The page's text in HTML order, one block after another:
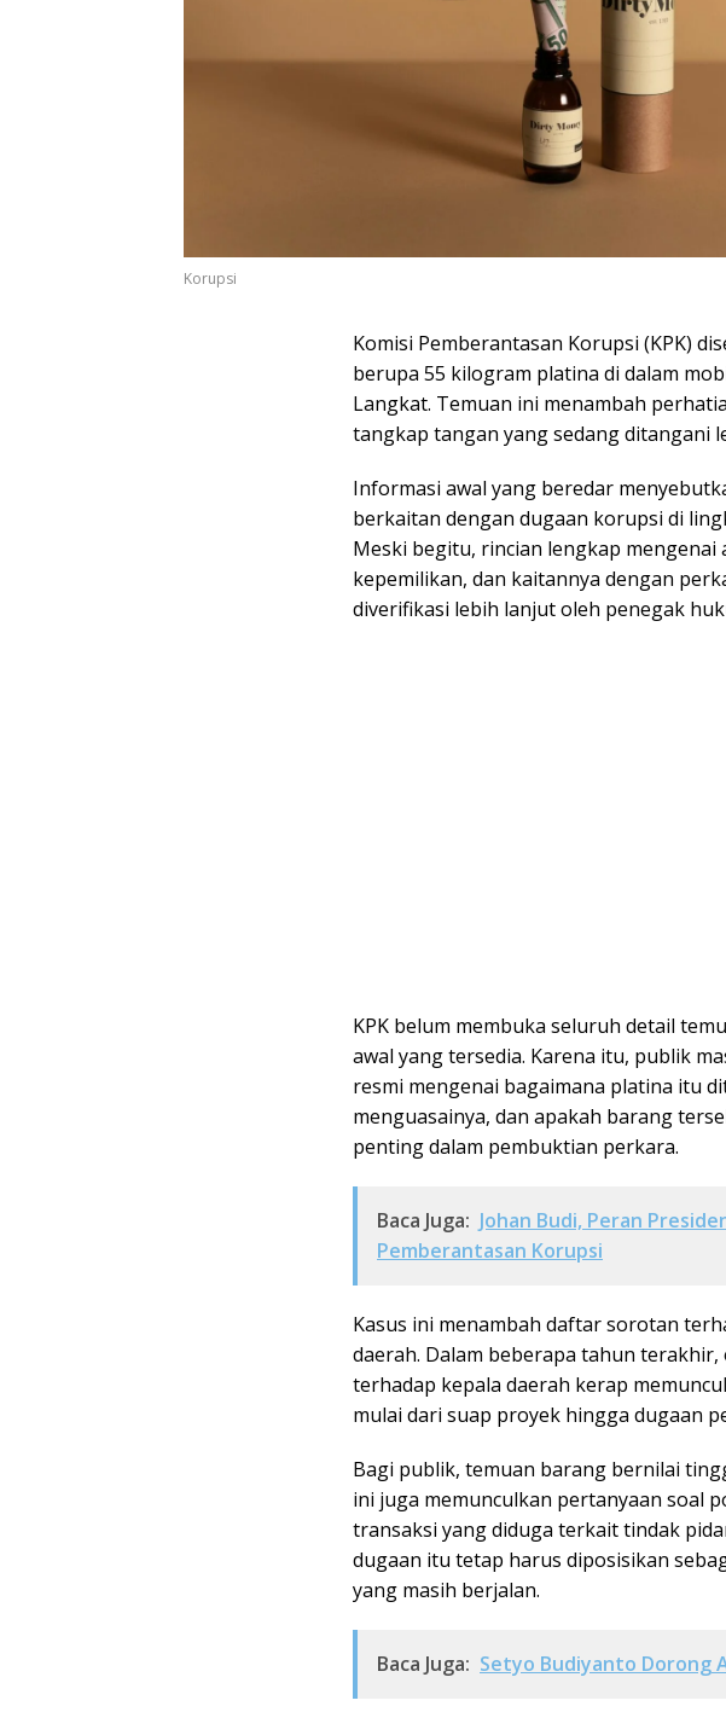
Korupsi
Komisi Pemberantasan Korupsi (KPK)
berupa 55 kilogram platina di dalam
Langkat. Temuan ini menambah
tangkap tangan yang sedang ditangani
Informasi awal yang beredar
berkaitan dengan dugaan korupsi di
Meski begitu, rincian lengkap
kepemilikan, dan kaitannya dengan
diverifikasi lebih lanjut oleh penegak
KPK belum membuka seluruh detail
awal yang tersedia. Karena itu, publik
resmi mengenai bagaimana platina itu
menguasainya, dan apakah barang
penting dalam pembuktian perkara.
Baca Juga: Johan Budi, Peran
Pemberantasan Korupsi
Kasus ini menambah daftar sorotan
daerah. Dalam beberapa tahun
terhadap kepala daerah kerap
mulai dari suap proyek hingga dugaan
Bagi publik, temuan barang bernilai
ini juga memunculkan pertanyaan soal
transaksi yang diduga terkait tindak
dugaan itu tetap harus diposisikan
yang masih berjalan.
Baca Juga: Setyo Budiyanto Dorong